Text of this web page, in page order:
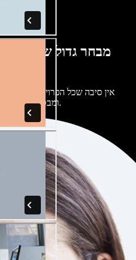
מבחר גדול של קולות
אין סיבה שכל הפרויקטים
ומבטאים של בינה מלאכותית והתאימו אותם אליכם.